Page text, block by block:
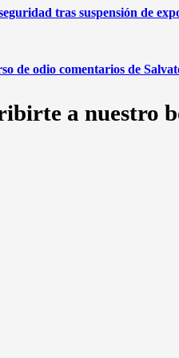
tras suspensión de
de odio comentarios de
a nuestro